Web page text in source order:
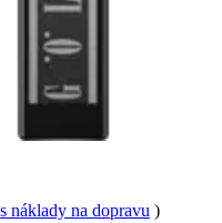
náklady na dopravu )